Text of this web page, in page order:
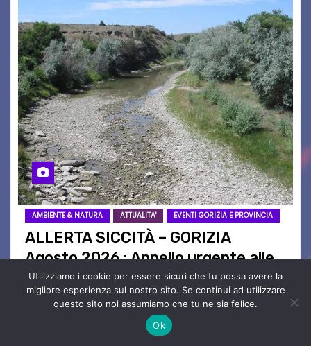
AMBIENTE & NATURA ATTUALITA' EVENTI GORIZIA E PROVINCIA
ALLERTA SICCITÀ – GORIZIA
Agosto 2026 : Appello urgente alle
Autorità competenti
Ago 5, 2026 Redazione
Nessun
Legambiente Gorizia APS e Legambiente
Utilizziamo i cookie per essere sicuri che tu possa avere la
migliore esperienza sul nostro sito. Se continui ad utilizzare
questo sito noi assumiamo che tu ne sia felice.
Ok